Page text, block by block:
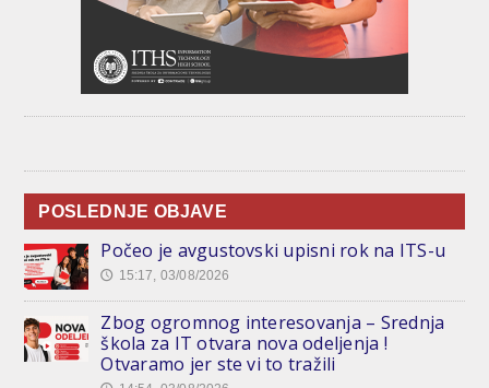
POSLEDNJE OBJAVE
Počeo je avgustovski upisni rok na ITS-u
🕔 15:17, 03/08/2026
Zbog ogromnog interesovanja – Srednja
škola za IT otvara nova odeljenja !
Otvaramo jer ste vi to tražili